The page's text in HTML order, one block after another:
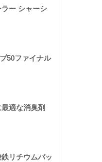
ー シャーシ
50ファイナル
最適な消臭剤
リチウムバッ